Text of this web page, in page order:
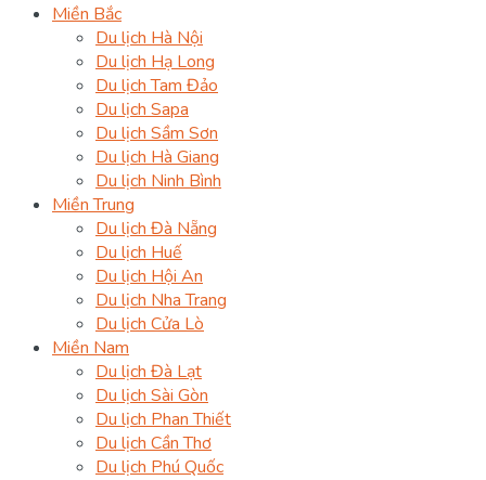
Miền Bắc
Du lịch Hà Nội
Du lịch Hạ Long
Du lịch Tam Đảo
Du lịch Sapa
Du lịch Sầm Sơn
Du lịch Hà Giang
Du lịch Ninh Bình
Miền Trung
Du lịch Đà Nẵng
Du lịch Huế
Du lịch Hội An
Du lịch Nha Trang
Du lịch Cửa Lò
Miền Nam
Du lịch Đà Lạt
Du lịch Sài Gòn
Du lịch Phan Thiết
Du lịch Cần Thơ
Du lịch Phú Quốc